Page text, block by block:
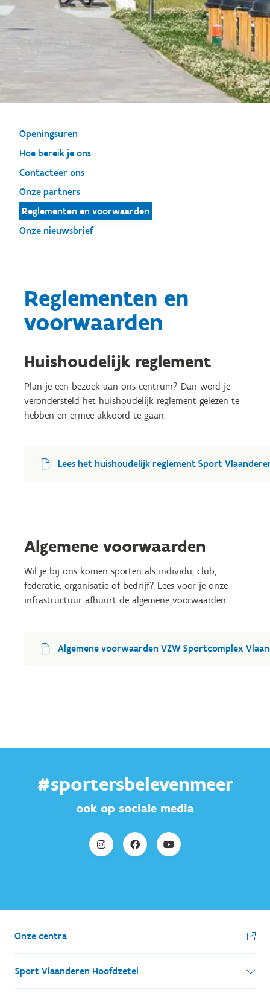
Openingsuren
Hoe bereik je ons
Contacteer ons
Onze partners
Reglementen en voorwaarden
Onze nieuwsbrief
Reglementen en
voorwaarden
Huishoudelijk reglement
Plan je een bezoek aan ons centrum? Dan word je
verondersteld het huishoudelijk reglement gelezen te
hebben en ermee akkoord te gaan.
Lees het huishoudelijk reglement Sport
Algemene voorwaarden
Wil je bij ons komen sporten als individu, club,
federatie, organisatie of bedrijf? Lees voor je onze
infrastructuur afhuurt de algemene voorwaarden.
Algemene voorwaarden VZW Sportcomplex
#sportersbelevenmeer
ook op sociale media
Onze centra
Sport Vlaanderen Hoofdzetel